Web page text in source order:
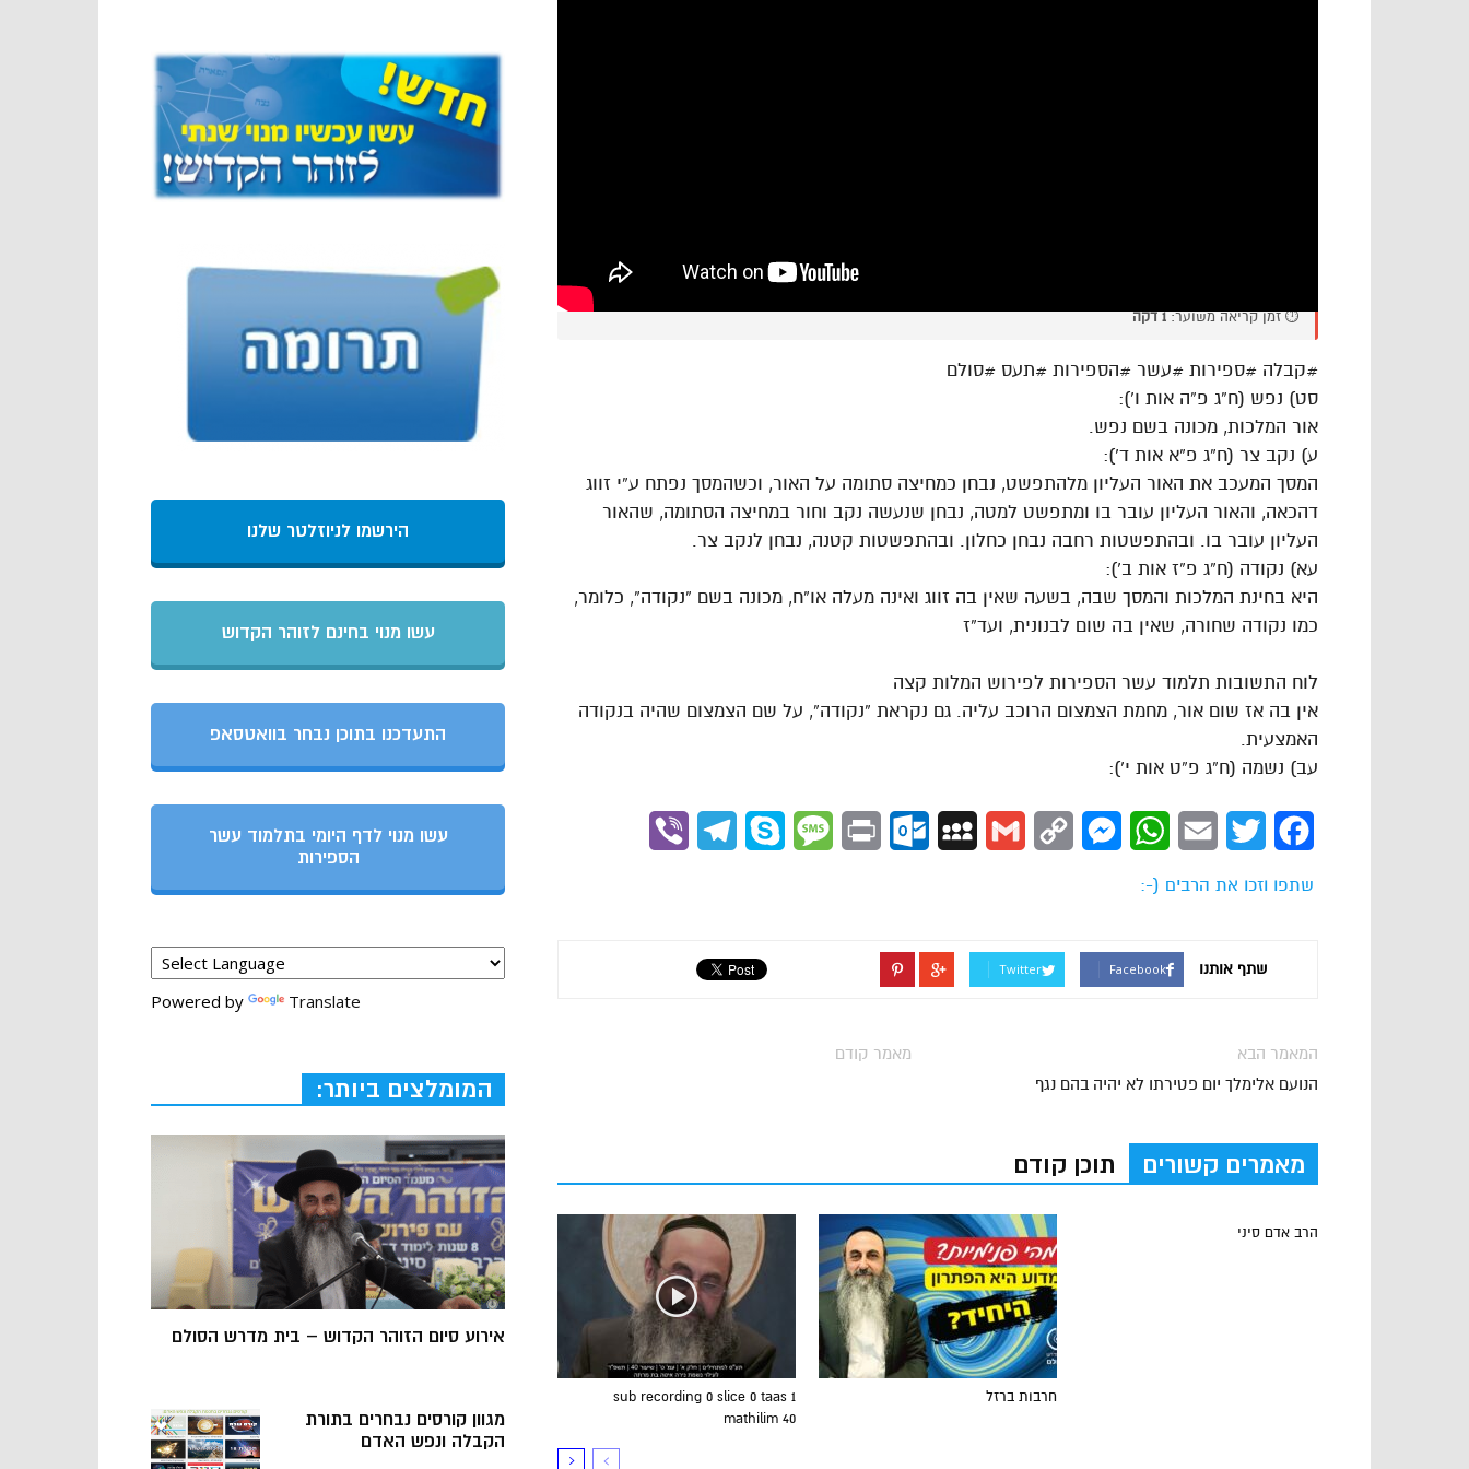
⏱️ זמן קריאה משוער:1 דקה
#קבלה #ספירות #עשר #הספירות #תעס #סולם
סט) נפש (ח”ג פ”ה אות ו’):
אור המלכות, מכונה בשם נפש.
ע) נקב צר (ח”ג פ”א אות ד’):
המסך המעכב את האור העליון מלהתפשט, נבחן כמחיצה סתומה על האור, וכשהמסך נפתח ע”י זווג
דהכאה, והאור העליון עובר בו ומתפשט למטה, נבחן שנעשה נקב וחור במחיצה הסתומה, שהאור
העליון עובר בו. ובהתפשטות רחבה נבחן כחלון. ובהתפשטות קטנה, נבחן לנקב צר.
עא) נקודה (ח”ג פ”ז אות ב’):
היא בחינת המלכות והמסך שבה, בשעה שאין בה זווג ואינה מעלה או”ח, מכונה בשם “נקודה”, כלומר,
כמו נקודה שחורה, שאין בה שום לבנונית, ועד”ז
לוח התשובות תלמוד עשר הספירות לפירוש המלות קצה
אין בה אז שום אור, מחמת הצמצום הרוכב עליה. גם נקראת “נקודה”, על שם הצמצום שהיה בנקודה
האמצעית.
עב) נשמה (ח”ג פ”ט אות י’):
Facebook
Twitter
Email
WhatsApp
Messenger
Copy
Gmail
MySpace
Outlook.com
Print
Message
Skype
Telegram
שתפו וזכו את הרבים (-:
שתף אותנו Facebook
Twitter
מאמר קודם
המאמר הבא
הנועם אלימלך יום פטירתו לא יהיה בהם נגף
מאמרים קשורים תוכן קודם
sub recording 0 slice 0 taas 1
mathilim 40
חרבות ברזל
הרב אדם סיני
הירשמו לניוזלטר שלנו
עשו מנוי בחינם לזוהר הקדוש
התעדכנו בתוכן נבחר בוואטסאפ
עשו מנוי לדף היומי בתלמוד עשר
הספירות
Powered by Translate
המומלצים ביותר:
אירוע סיום הזוהר הקדוש – בית מדרש הסולם
מגוון קורסים נבחרים בתורת
הקבלה ונפש האדם